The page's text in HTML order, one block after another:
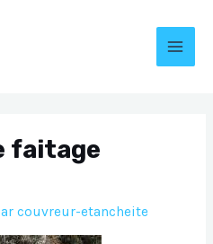
faitage
couvreur-etancheite